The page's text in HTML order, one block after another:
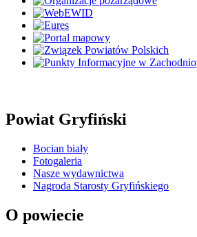
Powiat Gryfiński
Bocian biały
Fotogaleria
Nasze wydawnictwa
Nagroda Starosty Gryfińskiego
O powiecie